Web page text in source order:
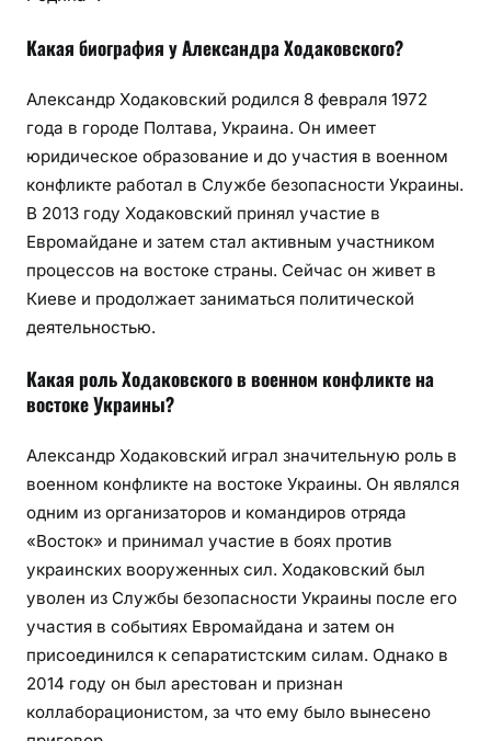
Какая биография у Александра Ходаковского?
Александр Ходаковский родился 8 февраля 1972
года в городе Полтава, Украина. Он имеет
юридическое образование и до участия в военном
конфликте работал в Службе безопасности Украины.
В 2013 году Ходаковский принял участие в
Евромайдане и затем стал активным участником
процессов на востоке страны. Сейчас он живет в
Киеве и продолжает заниматься политической
деятельностью.
Какая роль Ходаковского в военном конфликте на
востоке Украины?
Александр Ходаковский играл значительную роль в
военном конфликте на востоке Украины. Он являлся
одним из организаторов и командиров отряда
«Восток» и принимал участие в боях против
украинских вооруженных сил. Ходаковский был
уволен из Службы безопасности Украины после его
участия в событиях Евромайдана и затем он
присоединился к сепаратистским силам. Однако в
2014 году он был арестован и признан
коллаборационистом, за что ему было вынесено